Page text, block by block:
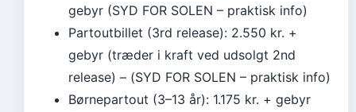
gebyr (SYD FOR SOLEN – praktisk info)
Partoutbillet (3rd release): 2.550 kr. +
gebyr (træder i kraft ved udsolgt 2nd
release) – (SYD FOR SOLEN – praktisk info)
Børnepartout (3–13 år): 1.175 kr. + gebyr